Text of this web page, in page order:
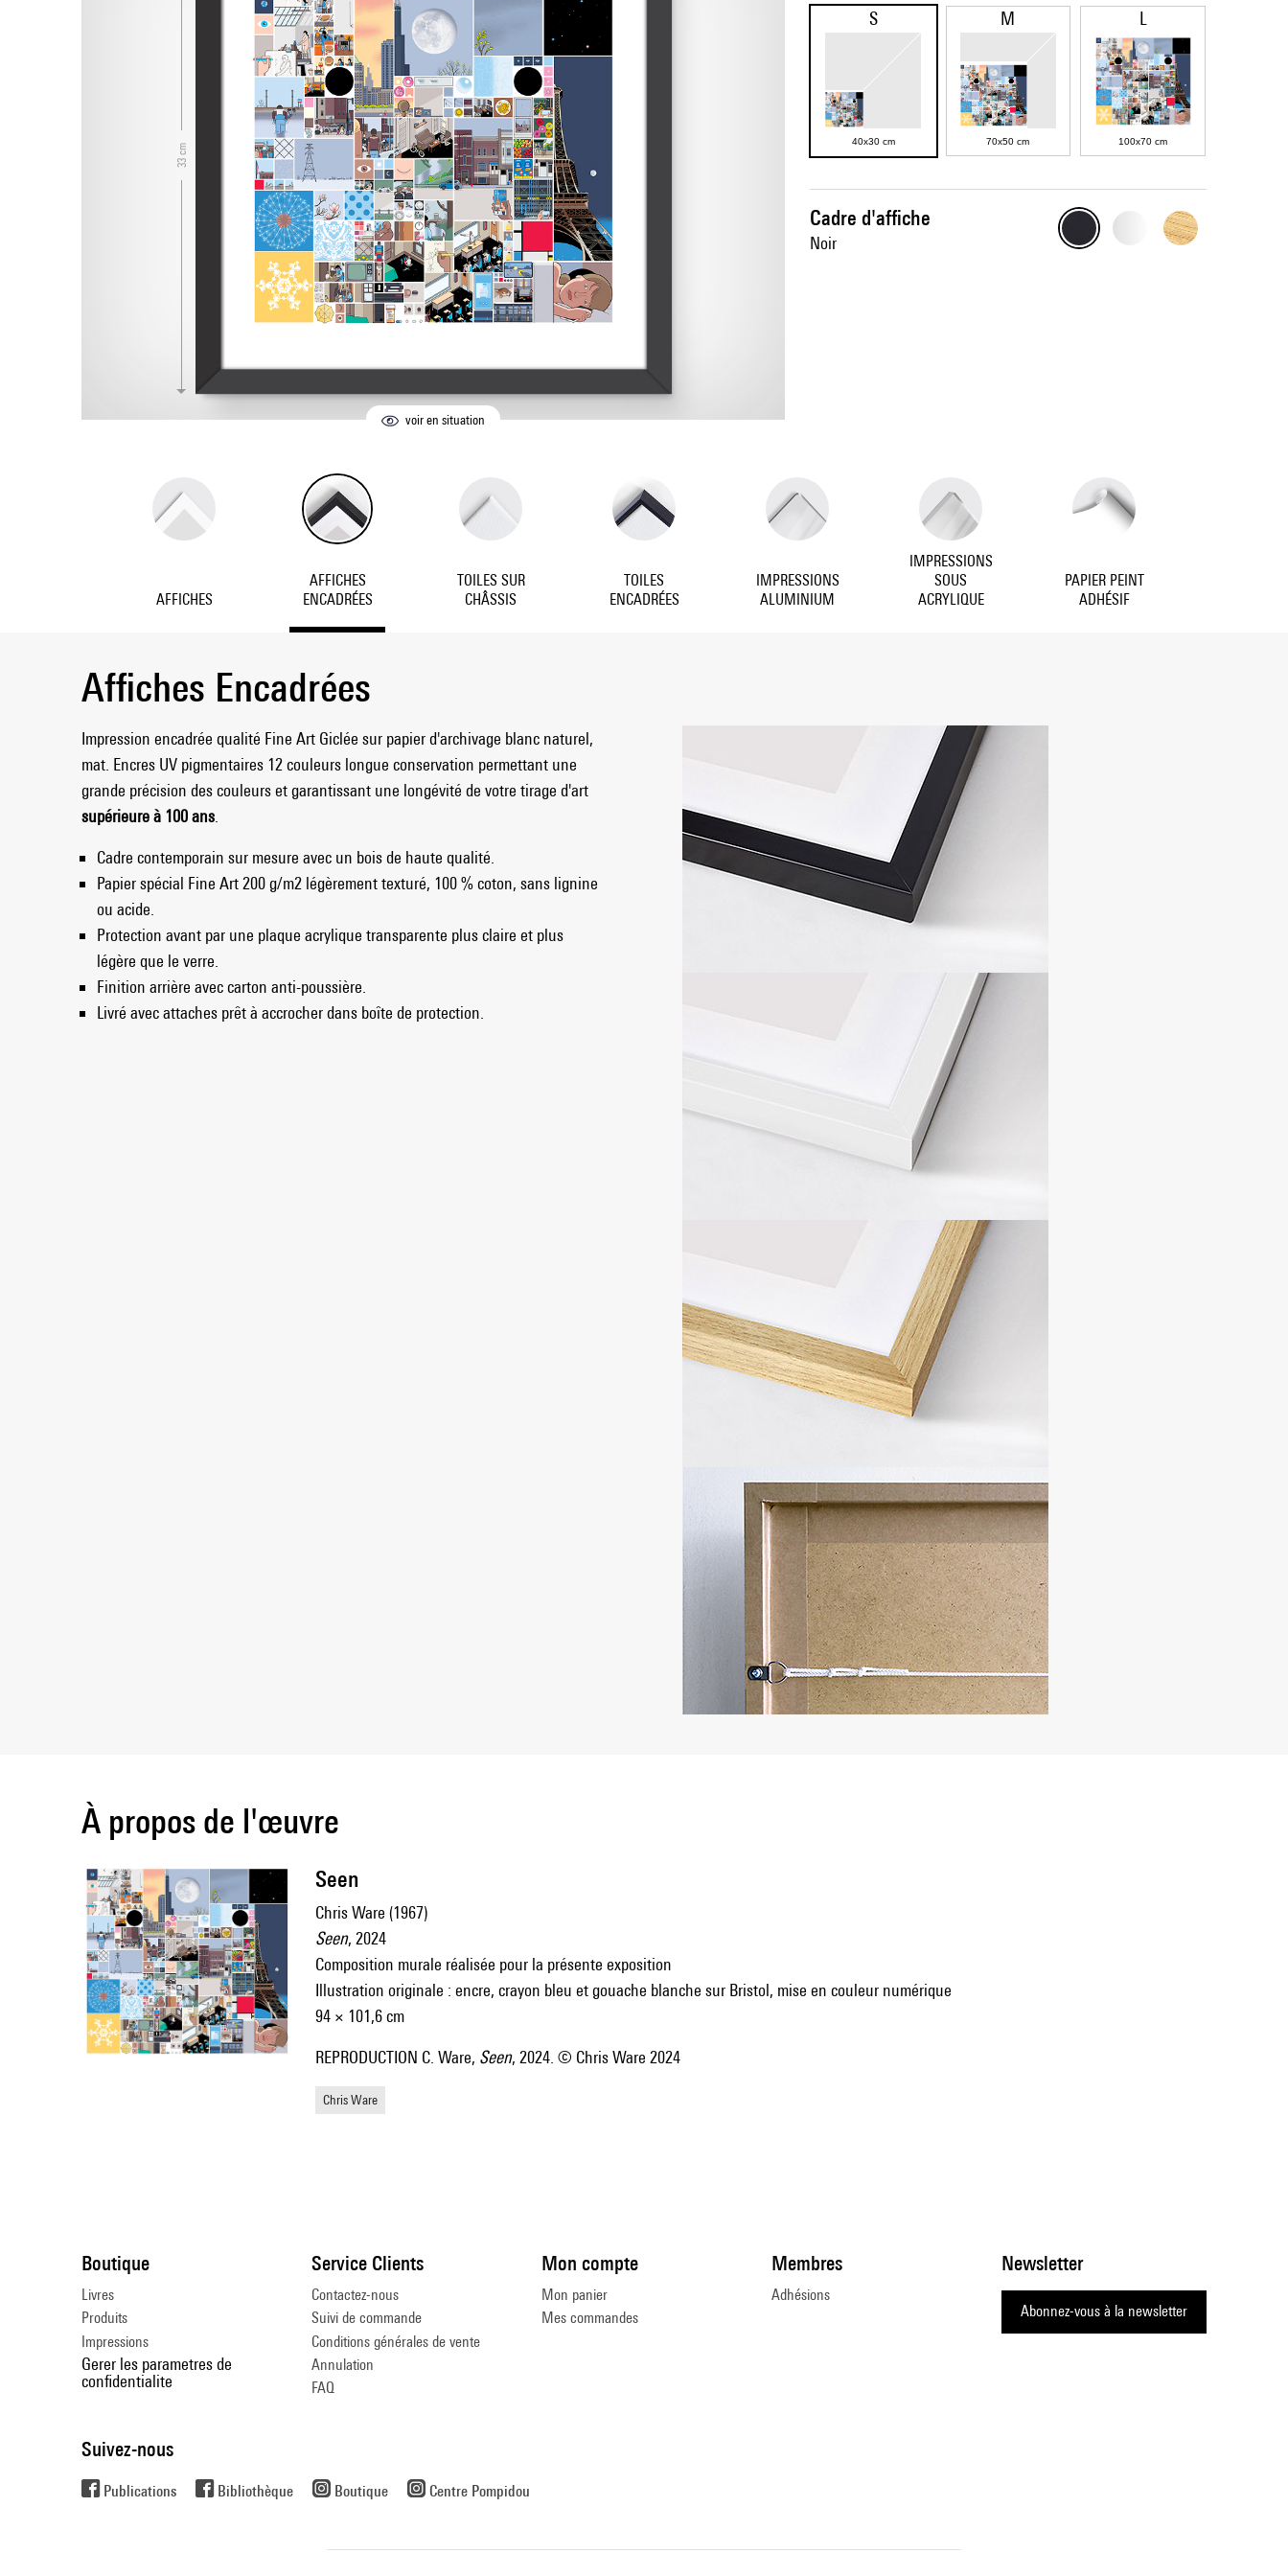
33 cm
voir en situation
Cadre d'affiche
Noir
S
40x30 cm
M
70x50 cm
L
100x70 cm
AFFICHES
AFFICHES
ENCADRÉES
TOILES SUR
CHÂSSIS
TOILES
ENCADRÉES
IMPRESSIONS
ALUMINIUM
IMPRESSIONS
SOUS
ACRYLIQUE
PAPIER PEINT
ADHÉSIF
Affiches Encadrées
Impression encadrée qualité Fine Art Giclée sur papier d'archivage blanc naturel,
mat. Encres UV pigmentaires 12 couleurs longue conservation permettant une
grande précision des couleurs et garantissant une longévité de votre tirage d'art
supérieure à 100 ans
Cadre contemporain sur mesure avec un bois de haute qualité.
Papier spécial Fine Art 200 g/m2 légèrement texturé, 100 % coton, sans lignine
ou acide.
Protection avant par une plaque acrylique transparente plus claire et plus
légère que le verre.
Finition arrière avec carton anti-poussière.
Livré avec attaches prêt à accrocher dans boîte de protection.
À propos de l'œuvre
Seen
Chris Ware (1967)
Seen, 2024
Composition murale réalisée pour la présente exposition
Illustration originale : encre, crayon bleu et gouache blanche sur Bristol, mise en couleur numérique
94 × 101,6 cm
REPRODUCTION C. Ware, Seen, 2024. © Chris Ware 2024
Chris Ware
Boutique
Livres
Produits
Impressions
Gerer les parametres de
confidentialite
Newsletter
Abonnez-vous à la newsletter
Service Clients
Contactez-nous
Suivi de commande
Conditions générales de vente
Annulation
FAQ
Mon compte
Mon panier
Mes commandes
Membres
Adhésions
Suivez-nous
Publications Bibliothèque Boutique Centre Pompidou